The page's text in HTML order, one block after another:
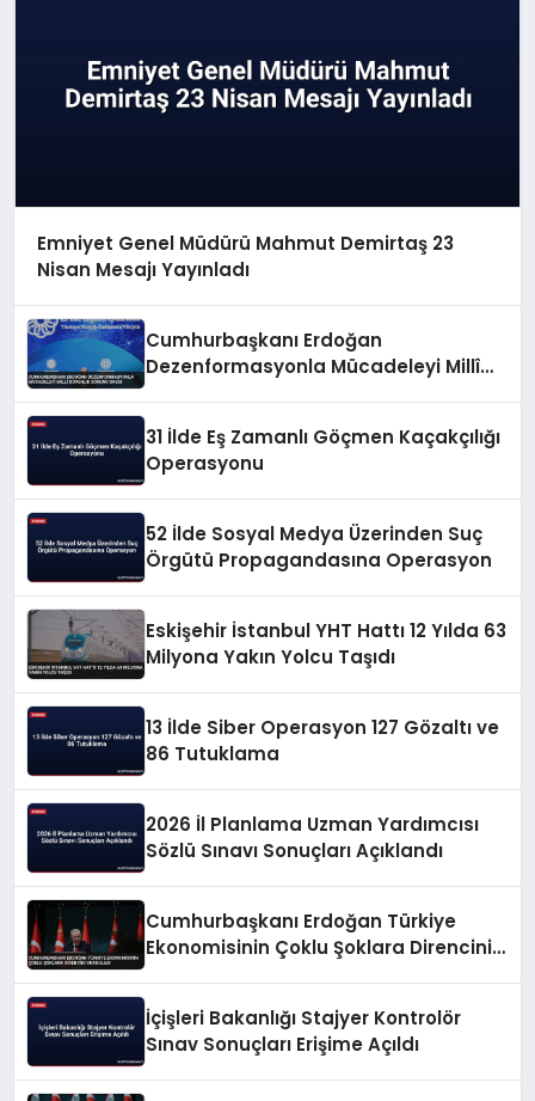
Emniyet Genel Müdürü Mahmut Demirtaş 23
Nisan Mesajı Yayınladı
Cumhurbaşkanı Erdoğan
Dezenformasyonla Mücadeleyi Millî
31 İlde Eş Zamanlı Göçmen Kaçakçılığı
Operasyonu
52 İlde Sosyal Medya Üzerinden Suç
Örgütü Propagandasına Operasyon
Eskişehir İstanbul YHT Hattı 12 Yılda 63
Milyona Yakın Yolcu Taşıdı
13 İlde Siber Operasyon 127 Gözaltı ve
86 Tutuklama
2026 İl Planlama Uzman Yardımcısı
Sözlü Sınavı Sonuçları Açıklandı
Cumhurbaşkanı Erdoğan Türkiye
Ekonomisinin Çoklu Şoklara Direncini
İçişleri Bakanlığı Stajyer Kontrolör
Sınav Sonuçları Erişime Açıldı